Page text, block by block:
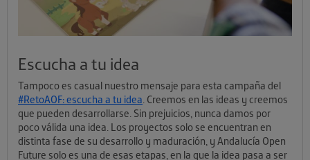
Escucha a tu idea
Tampoco es casual nuestro mensaje para esta campaña del
#RetoAOF: escucha a tu idea. Creemos en las ideas y creemos
que pueden desarrollarse. Sin prejuicios, nunca damos por
poco válida una idea. Los proyectos solo se encuentran en
distinta fase de su desarrollo y maduración, y Andalucía Open
Future solo es una de esas etapas, en la que la idea pasa a ser